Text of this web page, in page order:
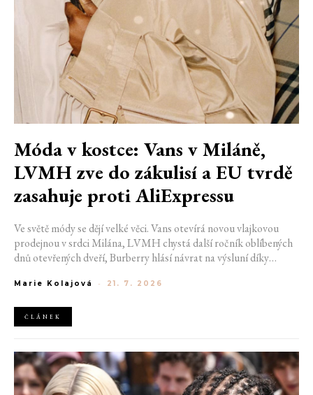
Móda v kostce: Vans v Miláně,
LVMH zve do zákulisí a EU tvrdě
zasahuje proti AliExpressu
Ve světě módy se dějí velké věci. Vans otevírá novou vlajkovou
prodejnou v srdci Milána, LVMH chystá další ročník oblíbených
dnů otevřených dveří, Burberry hlásí návrat na výsluní díky
AliExpress.
Marie Kolajová - 21. 7. 2026
ČLÁNEK